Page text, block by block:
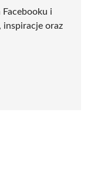
Facebooku i
inspiracje oraz